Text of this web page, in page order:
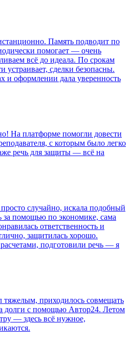
Память подводит по
помогает — очень
всё до идеала. По срокам
устраивает, сделки безопасны.
и оформлении дала уверенность
На платформе помогли довести
с которым было легко
речь для защиты — всё на
случайно, искала подобный
за помощью по экономике, сама
ответственность и
защитилась хорошо.
подготовили речь — я
приходилось совмещать
долги с помощью Автор24. Летом
— здесь всё нужное,